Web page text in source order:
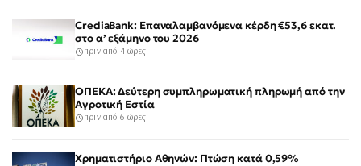
CrediaBank: Επαναλαμβανόμενα κέρδη €53,6 εκατ.
στο α’ εξάμηνο του 2026
πριν από 4 ώρες
ΟΠΕΚΑ: Δεύτερη συμπληρωματική πληρωμή από την
Αγροτική Εστία
πριν από 6 ώρες
Χρηματιστήριο Αθηνών: Πτώση κατά 0,59%